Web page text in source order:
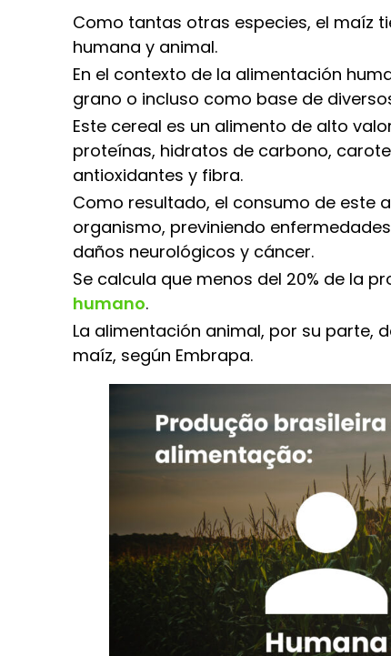
Como tantas otras especies, el maíz
humana y animal.
En el contexto de la alimentación
grano o incluso como base de
Este cereal es un alimento de alto
proteínas, hidratos de carbono,
antioxidantes y fibra.
Como resultado, el consumo de este
organismo, previniendo
daños neurológicos y cáncer.
Se calcula que menos del 20% de la
humano.
La alimentación animal, por su parte,
maíz, según Embrapa.